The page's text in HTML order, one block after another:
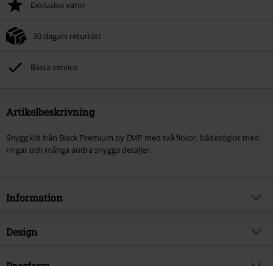
Exklusiva varor
30 dagars returrätt
Bästa service
Artikelbeskrivning
Snygg kilt från Black Premium by EMP med två fickor, bältesöglor med
ringar och många andra snygga detaljer.
Information
Artikelnummer
Design
Produkttyp